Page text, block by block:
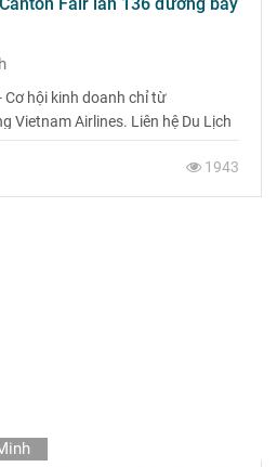
Cơ hội kinh doanh chỉ từ
Vietnam Airlines. Liên hệ Du Lịch
1943